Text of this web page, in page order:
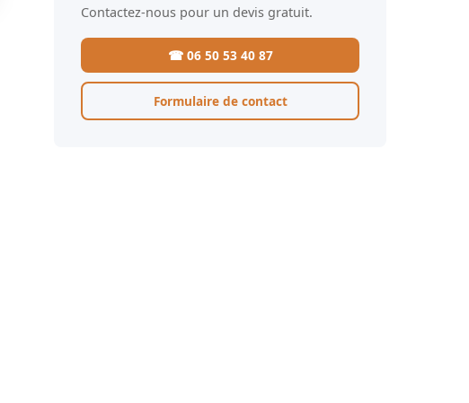
Contactez-nous pour un devis gratuit.
☎ 06 50 53 40 87
Formulaire de contact